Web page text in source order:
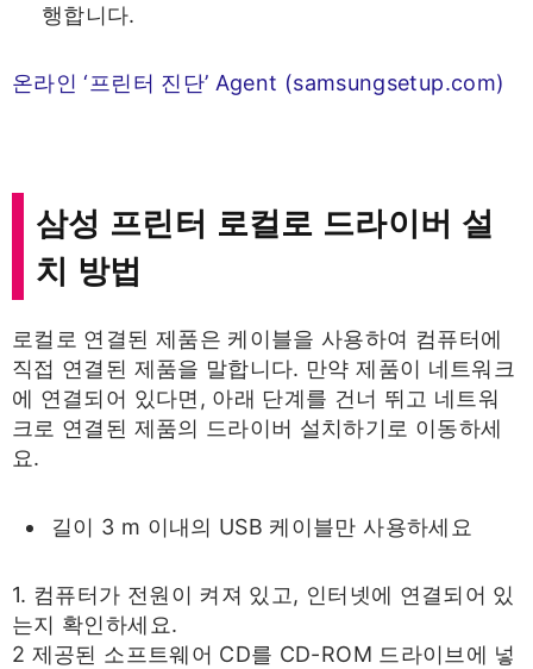
행합니다.
온라인 ‘프린터 진단’ Agent (samsungsetup.com)
삼성 프린터 로컬로 드라이버 설
치 방법
로컬로 연결된 제품은 케이블을 사용하여 컴퓨터에
직접 연결된 제품을 말합니다. 만약 제품이 네트워크
에 연결되어 있다면, 아래 단계를 건너 뛰고 네트워
크로 연결된 제품의 드라이버 설치하기로 이동하세
요.
길이 3 m 이내의 USB 케이블만 사용하세요
1. 컴퓨터가 전원이 켜져 있고, 인터넷에 연결되어 있
는지 확인하세요.
2 제공된 소프트웨어 CD를 CD-ROM 드라이브에 넣